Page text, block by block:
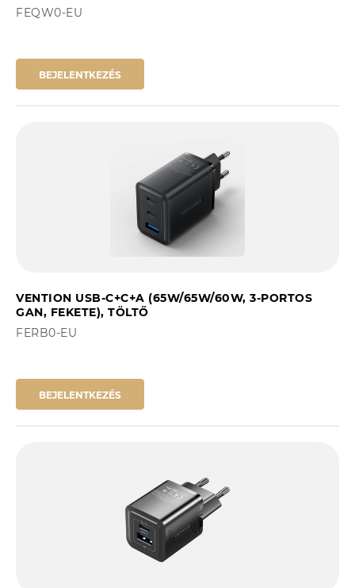
FEQW0-EU
BEJELENTKEZÉS
VENTION USB-C+C+A (65W/65W/60W, 3-PORTOS
GAN, FEKETE), TÖLTŐ
FERB0-EU
BEJELENTKEZÉS